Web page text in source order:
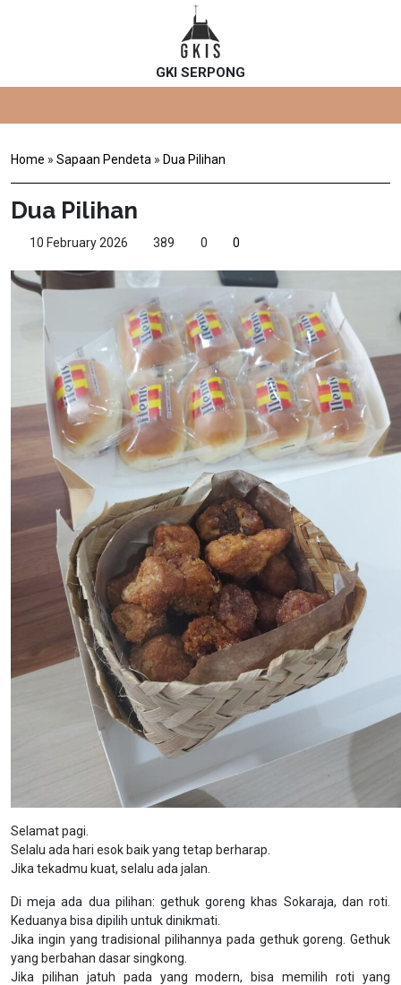
GKI SERPONG
Home » Sapaan Pendeta » Dua Pilihan
Dua Pilihan
10 February 2026 389 0 0
Selamat pagi.
Selalu ada hari esok baik yang tetap berharap.
Jika tekadmu kuat, selalu ada jalan.
Di meja ada dua pilihan: gethuk goreng khas Sokaraja, dan roti.
Keduanya bisa dipilih untuk dinikmati.
Jika ingin yang tradisional pilihannya pada gethuk goreng. Gethuk
yang berbahan dasar singkong.
Jika pilihan jatuh pada yang modern, bisa memilih roti yang